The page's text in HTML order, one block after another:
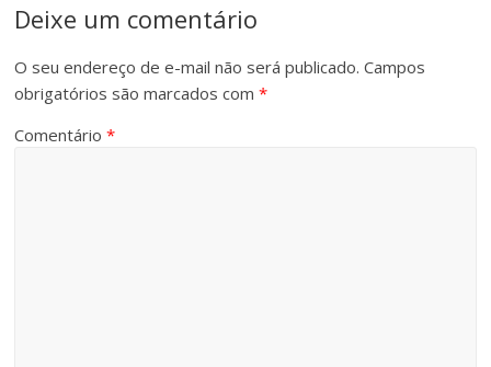
Deixe um comentário
O seu endereço de e-mail não será publicado. Campos
obrigatórios são marcados com*
Comentário*